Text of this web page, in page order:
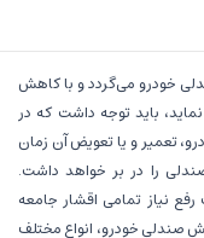
خودرو می‌گردد و با کاهش
باید توجه داشت که در
تعمیر و یا تعویض آن زمان
را در بر خواهد داشت.
نیاز تمامی اقشار جامعه
صندلی خودرو، انواع مختلف